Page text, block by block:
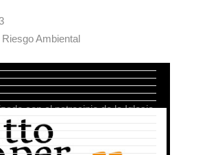
Ambiental
con el patrocinio de la Iglesia
Valdese de Italia